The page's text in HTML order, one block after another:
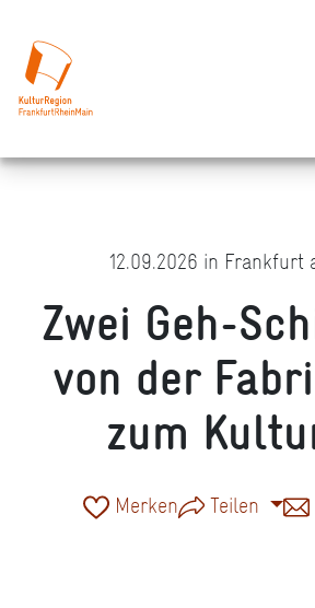
12.09.2026 in Frankfurt
Zwei Geh-
von der
zum
Merken Teilen